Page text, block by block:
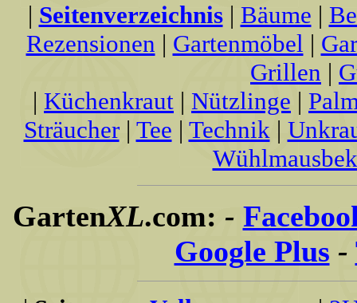
| Seitenverzeichnis| Bäume |
Rezensionen | Gartenmöbel |
Grillen |
| Küchenkraut | Nützlinge |
Sträucher| Tee | Technik|
GartenXL.com: -
Google Plus -